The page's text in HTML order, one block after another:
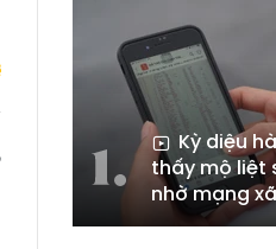
Kỳ diệu
thấy mộ liệt
nhờ mạng